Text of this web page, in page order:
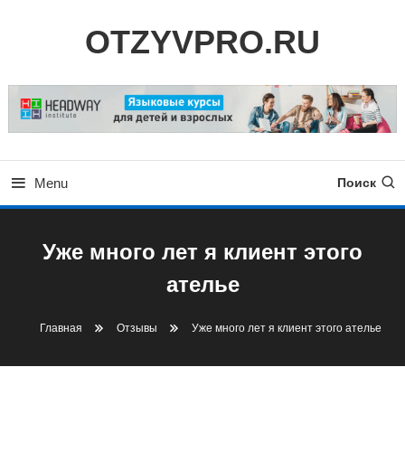
OTZYVPRO.RU
Menu Поиск
Уже много лет я клиент этого
ателье
Главная Отзывы Уже много лет я клиент этого ателье